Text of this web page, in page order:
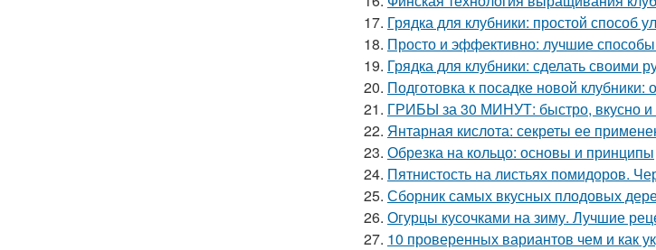
17. Грядка для клубники: простой способ
18. Просто и эффективно: лучшие способы
19. Грядка для клубники: сделать своими
20. Подготовка к посадке новой
21. ГРИБЫ за 30 МИНУТ: быстро, вкусно и
22. Янтарная кислота: секреты ее
23. Обрезка на кольцо: основы и принципы
24. Пятнистость на листьях помидоров.
25. Сборник самых вкусных плодовых
26. Огурцы кусочками на зиму. Лучшие
27. 10 проверенных вариантов чем и как